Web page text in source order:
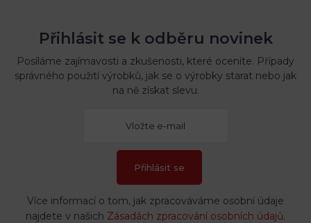
Přihlásit se k odběru novinek
Posíláme zajímavosti a zkušenosti, které oceníte. Případy
správného použití výrobků, jak se o výrobky starat nebo jak
na ně získat slevu.
Přihlásit se
Více informací o tom, jak zpracováváme osobní údaje
najdete v našich Zásadách zpracování osobních údajů.